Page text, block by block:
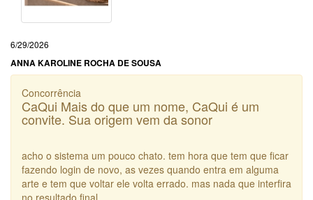
6/29/2026
ANNA KAROLINE ROCHA DE SOUSA
Concorrência
CaQui Mais do que um nome, CaQui é um
convite. Sua origem vem da sonor
acho o sistema um pouco chato. tem hora que tem que ficar
fazendo login de novo, as vezes quando entra em alguma
arte e tem que voltar ele volta errado. mas nada que interfira